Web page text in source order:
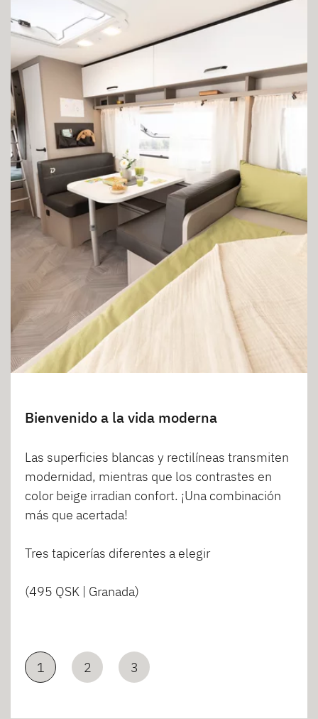
Bienvenido a la vida moderna
Las superficies blancas y rectilíneas transmiten
modernidad, mientras que los contrastes en
color beige irradian confort. ¡Una combinación
más que acertada!
Tres tapicerías diferentes a elegir
(495 QSK | Granada)
1 2 3